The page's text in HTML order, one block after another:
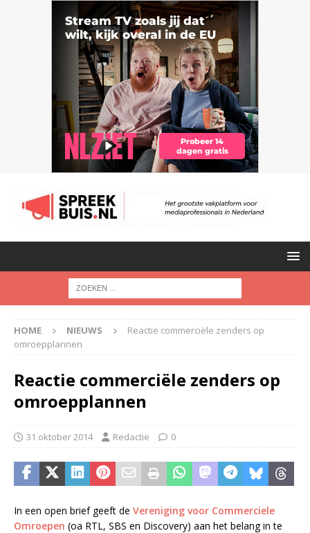
HOME NIEUWS
Reactie commerciële zenders op
omroepplannen
Reactie commerciële zenders op
omroepplannen
31 oktober 2014 Redactie 0
In een open brief geeft de Vereniging voor Commerciele
Omroepen (oa RTL, SBS en Discovery) aan het belang in te